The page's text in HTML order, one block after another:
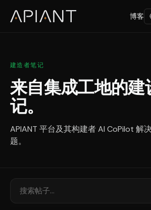
博客
建造者笔记
来自集成工地的建
记。
APIANT 平台及其构建者 AI CoPilot 解
题。